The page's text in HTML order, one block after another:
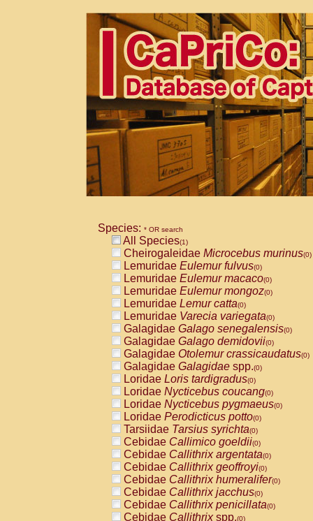
Species: * OR search
All Species(1)
Cheirogaleidae Microcebus murinus(0)
Lemuridae Eulemur fulvus(0)
Lemuridae Eulemur macaco(0)
Lemuridae Eulemur mongoz(0)
Lemuridae Lemur catta(0)
Lemuridae Varecia variegata(0)
Galagidae Galago senegalensis(0)
Galagidae Galago demidovii(0)
Galagidae Otolemur crassicaudatus(0)
Galagidae Galagidae spp.(0)
Loridae Loris tardigradus(0)
Loridae Nycticebus coucang(0)
Loridae Nycticebus pygmaeus(0)
Loridae Perodicticus potto(0)
Tarsiidae Tarsius syrichta(0)
Cebidae Callimico goeldii(0)
Cebidae Callithrix argentata(0)
Cebidae Callithrix geoffroyi(0)
Cebidae Callithrix humeralifer(0)
Cebidae Callithrix jacchus(0)
Cebidae Callithrix penicillata(0)
Cebidae Callithrixspp.(0)